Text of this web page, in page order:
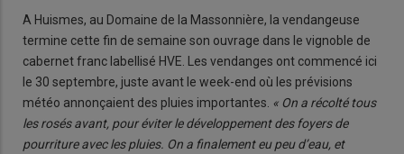
A Huismes, au Domaine de la Massonnière, la vendangeuse
termine cette fin de semaine son ouvrage dans le vignoble de
cabernet franc labellisé HVE. Les vendanges ont commencé ici
le 30 septembre, juste avant le week-end où les prévisions
météo annonçaient des pluies importantes. « On a récolté tous
les rosés avant, pour éviter le développement des foyers de
pourriture avec les pluies. On a finalement eu peu d’eau, et